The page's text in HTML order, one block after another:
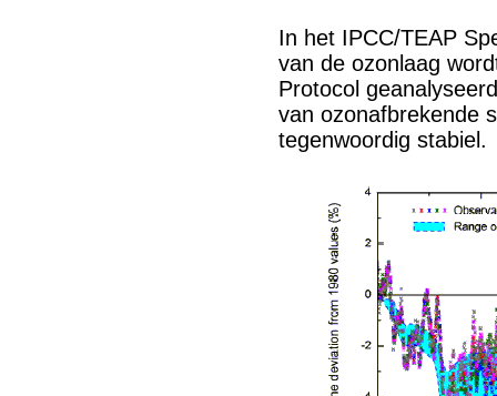
In het IPCC/TEAP
van de ozonlaag
Protocol
van ozonafbrekende
tegenwoordig stabiel.